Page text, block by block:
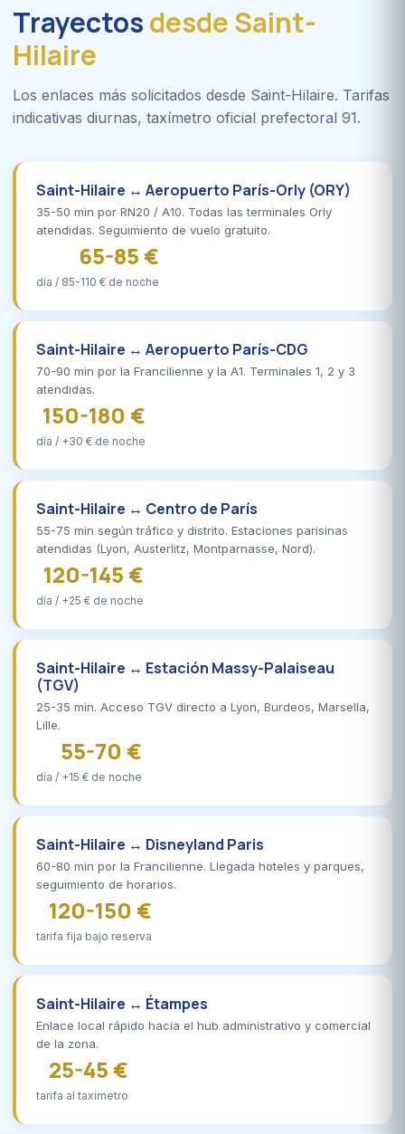
Trayectosdesde Saint-
Hilaire
Los enlaces más solicitados desde Saint-Hilaire. Tarifas
indicativas diurnas, taxímetro oficial prefectoral 91.
Saint-Hilaire ↔ Aeropuerto París-Orly (ORY)
35-50 min por RN20 / A10. Todas las terminales Orly
atendidas. Seguimiento de vuelo gratuito.
65-85 €
día / 85-110 € de noche
Saint-Hilaire ↔ Aeropuerto París-CDG
70-90 min por la Francilienne y la A1. Terminales 1, 2 y 3
atendidas.
150-180 €
día / +30 € de noche
Saint-Hilaire ↔ Centro de París
55-75 min según tráfico y distrito. Estaciones parisinas
atendidas (Lyon, Austerlitz, Montparnasse, Nord).
120-145 €
día / +25 € de noche
Saint-Hilaire ↔ Estación Massy-Palaiseau
(TGV)
25-35 min. Acceso TGV directo a Lyon, Burdeos, Marsella,
Lille.
55-70 €
día / +15 € de noche
Saint-Hilaire ↔ Disneyland Paris
60-80 min por la Francilienne. Llegada hoteles y parques,
seguimiento de horarios.
120-150 €
tarifa fija bajo reserva
Saint-Hilaire ↔ Étampes
Enlace local rápido hacia el hub administrativo y comercial
de la zona.
25-45 €
tarifa al taxímetro